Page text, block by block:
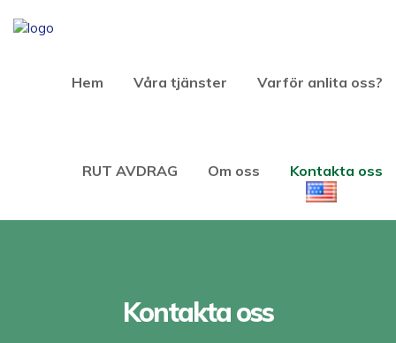
Hem Våra tjänster Varför anlita oss?
RUT AVDRAG Om oss Kontakta oss
Kontakta oss